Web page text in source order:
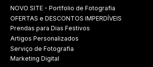
NOVO SITE - Portfolio de Fotografia
OFERTAS e DESCONTOS IMPERDÍVEIS
Prendas para Dias Festivos
Artigos Personalizados
Serviço de Fotografia
Marketing Digital